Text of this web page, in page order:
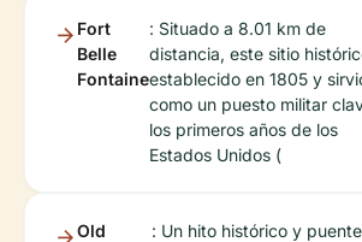
Fort
Belle
Fontaine
: Situado a 8.01 km de
distancia, este sitio
establecido en 1805 y
como un puesto militar
los primeros años de los
Estados Unidos (
Old
: Un hito histórico y puente